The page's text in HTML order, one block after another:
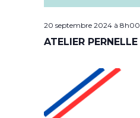
20 septembre 2024 à 8h00
ATELIER PERNELLE